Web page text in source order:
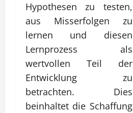
Hypothesen zu testen,
aus Misserfolgen zu
lernen und diesen
Lernprozess als
wertvollen Teil der
Entwicklung zu
betrachten. Dies
beinhaltet die Schaffung